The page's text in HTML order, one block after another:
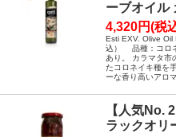
ーブオイル
4,320円(税
Esti EXV. Olive Oil
込） 品種：コロ
あり。 カラマタ市
たコロネイキ種を
ーな香り高いアロ
【人気No.
ラックオリ